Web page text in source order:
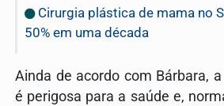
Cirurgia plástica de mama no
50% em uma década
Ainda de acordo com Bárbara,
é perigosa para a saúde e,